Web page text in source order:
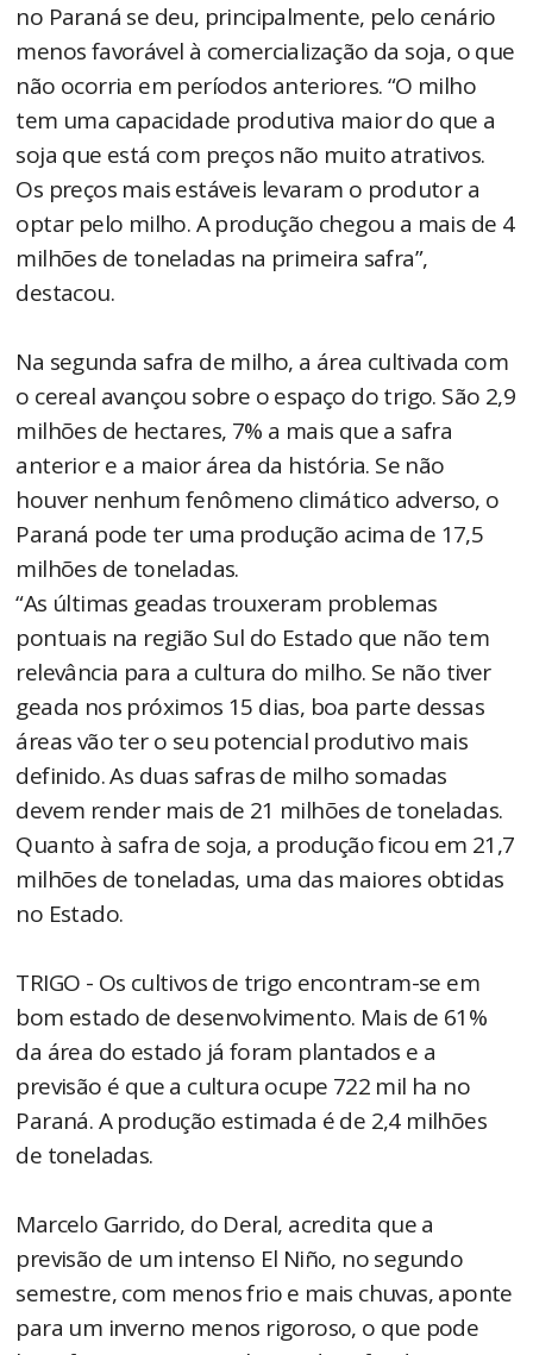
no Paraná se deu, principalmente, pelo cenário
menos favorável à comercialização da soja, o que
não ocorria em períodos anteriores. “O milho
tem uma capacidade produtiva maior do que a
soja que está com preços não muito atrativos.
Os preços mais estáveis levaram o produtor a
optar pelo milho. A produção chegou a mais de 4
milhões de toneladas na primeira safra”,
destacou.
Na segunda safra de milho, a área cultivada com
o cereal avançou sobre o espaço do trigo. São 2,9
milhões de hectares, 7% a mais que a safra
anterior e a maior área da história. Se não
houver nenhum fenômeno climático adverso, o
Paraná pode ter uma produção acima de 17,5
milhões de toneladas.
“As últimas geadas trouxeram problemas
pontuais na região Sul do Estado que não tem
relevância para a cultura do milho. Se não tiver
geada nos próximos 15 dias, boa parte dessas
áreas vão ter o seu potencial produtivo mais
definido. As duas safras de milho somadas
devem render mais de 21 milhões de toneladas.
Quanto à safra de soja, a produção ficou em 21,7
milhões de toneladas, uma das maiores obtidas
no Estado.
TRIGO - Os cultivos de trigo encontram-se em
bom estado de desenvolvimento. Mais de 61%
da área do estado já foram plantados e a
previsão é que a cultura ocupe 722 mil ha no
Paraná. A produção estimada é de 2,4 milhões
de toneladas.
Marcelo Garrido, do Deral, acredita que a
previsão de um intenso El Niño, no segundo
semestre, com menos frio e mais chuvas, aponte
para um inverno menos rigoroso, o que pode